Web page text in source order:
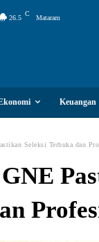
26.5
C
Mataram
Keuangan
Seleksi Terbuka dan